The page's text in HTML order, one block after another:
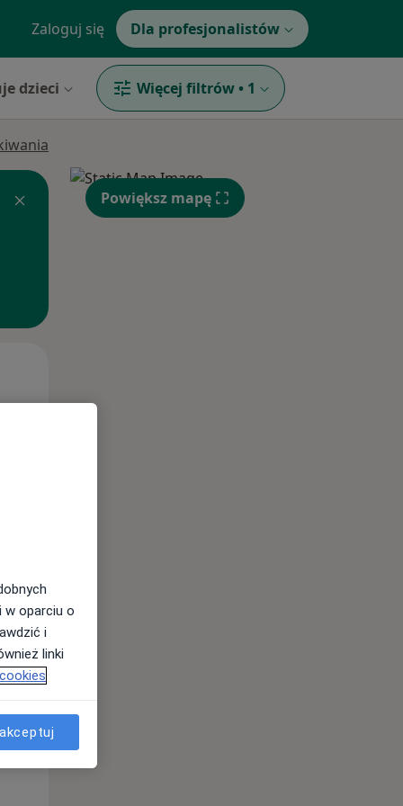
Zaloguj się Dla profesjonalistów
dzieci Więcej filtrów • 1
Czw,
Powiększ mapę
w oparciu o
i
linki